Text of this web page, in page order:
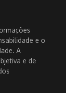
e o
A
e de